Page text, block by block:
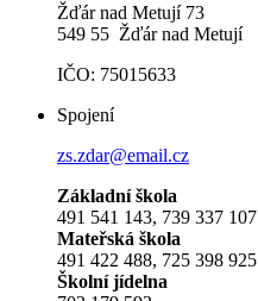
Žďár nad Metují 73
549 55 Žďár nad Metují
IČO: 75015633
Spojení
zs.zdar@email.cz
Základní škola
491 541 143, 739 337 107
Mateřská škola
491 422 488, 725 398 925
Školní jídelna